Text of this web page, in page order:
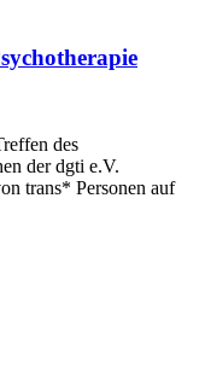
des
der dgti e.V.
trans* Personen auf